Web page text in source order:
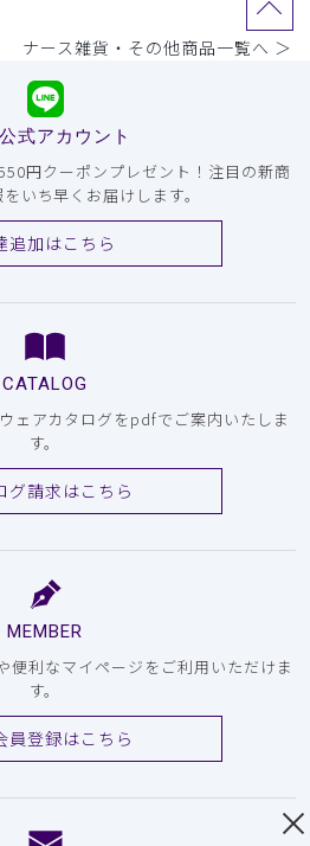
ナース雑貨・その他商品一覧へ ＞
式アカウント
円クーポンプレゼント！注目の新商
いち早くお届けします。
追加はこちら
CATALOG
ェアカタログをpdfでご案内いたしま
す。
グ請求はこちら
MEMBER
便利なマイページをご利用いただけま
す。
員登録はこちら